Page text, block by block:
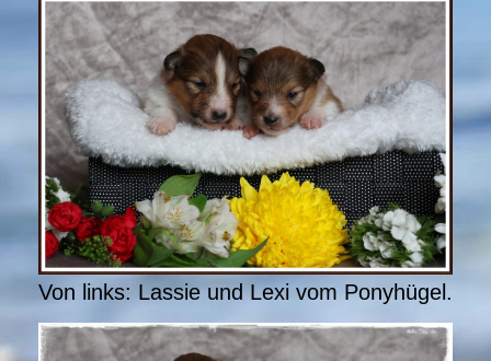
Von links: Lassie und Lexi vom Ponyhügel.